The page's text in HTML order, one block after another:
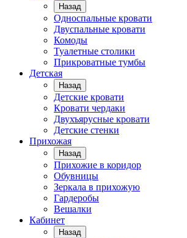
Назад
Односпальные кровати
Двуспальные кровати
Комоды
Туалетные столики
Прикроватные тумбы
Детская
Назад
Детские кровати
Кровати чердаки
Двухъярусные кровати
Детские стенки
Прихожая
Назад
Прихожие в коридор
Обувницы
Зеркала в прихожую
Гардеробы
Вешалки
Кабинет
Назад